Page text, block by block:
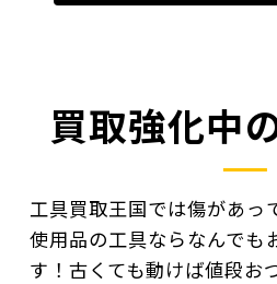
買取強化中
工具買取王国では傷があっ
使用品の工具ならなんでも
す！ 古くても動けば値段お